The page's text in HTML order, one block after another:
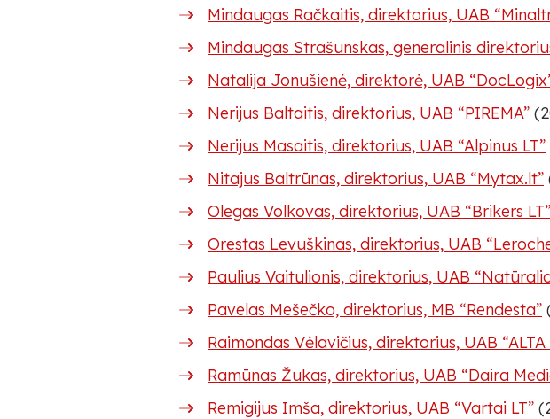
Mindaugas Račkaitis, direktorius, UAB
Mindaugas Strašunskas, generalinis
Natalija Jonušienė, direktorė, UAB
Nerijus Baltaitis, direktorius, UAB “PIREMA”
Nerijus Masaitis, direktorius, UAB “Alpinus LT”
Nitajus Baltrūnas, direktorius, UAB “Mytax.lt”
Olegas Volkovas, direktorius, UAB “Brikers LT”
Orestas Levuškinas, direktorius, UAB
Paulius Vaitulionis, direktorius, UAB
Pavelas Mešečko, direktorius, MB “Rendesta”
Raimondas Vėlavičius, direktorius, UAB
Ramūnas Žukas, direktorius, UAB “Daira
Remigijus Imša, direktorius, UAB “Vartai LT”